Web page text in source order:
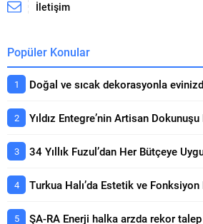
İletişim
Popüler Konular
Doğal ve sıcak dekorasyonla
Yıldız Entegre’nin Artisan
34 Yıllık Fuzul’dan Her Bütçeye
Turkua Halı’da Estetik ve
ŞA-RA Enerji halka arzda rekor talep